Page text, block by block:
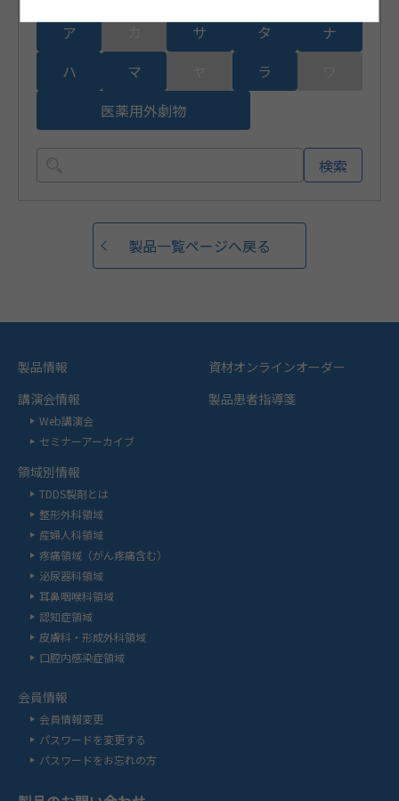
ア サ タ
ナ
ハ
マ ラ
医薬用外劇物
検索
製品一覧ページへ戻る
製品情報
講演会情報
Web講演会
セミナーアーカイブ
領域別情報
TDDS製剤とは
整形外科領域
産婦人科領域
疼痛領域（がん疼痛含む）
泌尿器科領域
耳鼻咽喉科領域
認知症領域
皮膚科・形成外科領域
口腔内感染症領域
資材オンラインオーダー
製品患者指導箋
会員情報
会員情報変更
パスワードを変更する
パスワードをお忘れの方